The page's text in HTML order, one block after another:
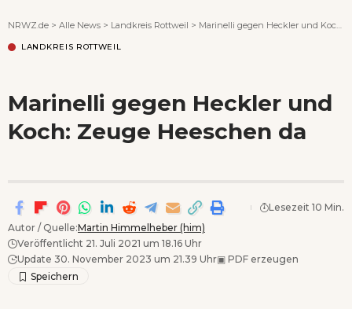
NRWZ.de > Alle News > Landkreis Rottweil > Marinelli gegen Heckler und Koch: Zeuge Heeschen da
LANDKREIS ROTTWEIL
Marinelli gegen Heckler und
Koch: Zeuge Heeschen da
Autor / Quelle:Martin Himmelheber (him)
Veröffentlicht 21. Juli 2021 um 18.16 Uhr
Update 30. November 2023 um 21.39 Uhr▣ PDF erzeugen
Lesezeit 10 Min.